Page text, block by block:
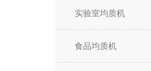
实验室均质机
食品均质机